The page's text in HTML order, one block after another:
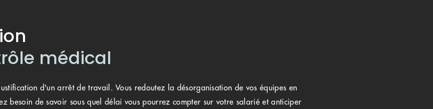
médical
d'un arrêt de travail. Vous redoutez la désorganisation de vos équipes en
besoin de savoir sous quel délai vous pourrez compter sur votre salarié et anticiper